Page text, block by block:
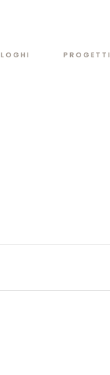
LOGHI PROGETTI